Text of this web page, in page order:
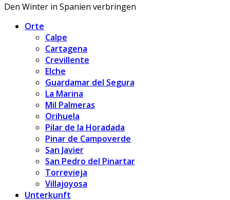
Den Winter in Spanien verbringen
Orte
Calpe
Cartagena
Crevillente
Elche
Guardamar del Segura
La Marina
Mil Palmeras
Orihuela
Pilar de la Horadada
Pinar de Campoverde
San Javier
San Pedro del Pinartar
Torrevieja
Villajoyosa
Unterkunft